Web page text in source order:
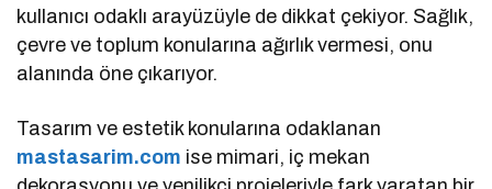
kullanıcı odaklı arayüzüyle de dikkat çekiyor. Sağlık,
çevre ve toplum konularına ağırlık vermesi, onu
alanında öne çıkarıyor.
Tasarım ve estetik konularına odaklanan
mastasarim.com ise mimari, iç mekan